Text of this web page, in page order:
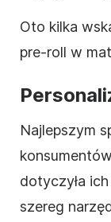
Oto kilka
pre-roll w
Najlepszym
dotyczyła
szereg